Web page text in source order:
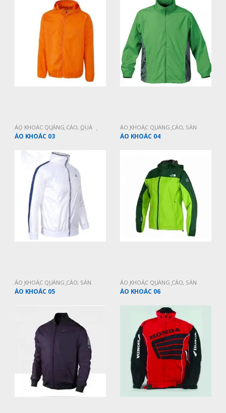
ÁO KHOÁC QUẢNG CÁO, QUÀ
TẶNG MAY MẶC SẢN PHẨM MỚI
CẬP NHẬT
ÁO KHOÁC 03
ÁO KHOÁC QUẢNG CÁO, SẢN
PHẨM MỚI CẬP NHẬT
ÁO KHOÁC 04
ÁO KHOÁC QUẢNG CÁO, SẢN
PHẨM MỚI CẬP NHẬT
ÁO KHOÁC 05
ÁO KHOÁC QUẢNG CÁO, SẢN
PHẨM MỚI CẬP NHẬT
ÁO KHOÁC 06